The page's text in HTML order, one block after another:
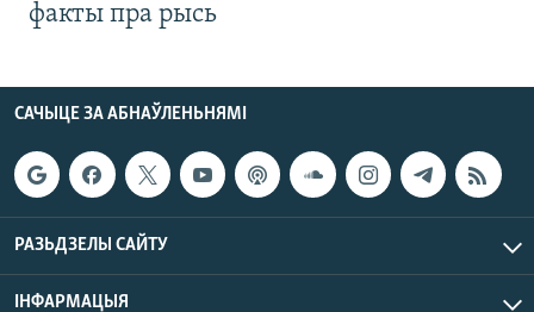
факты пра рысь
САЧЫЦЕ ЗА АБНАЎЛЕНЬНЯМІ
РАЗЬДЗЕЛЫ САЙТУ
ІНФАРМАЦЫЯ